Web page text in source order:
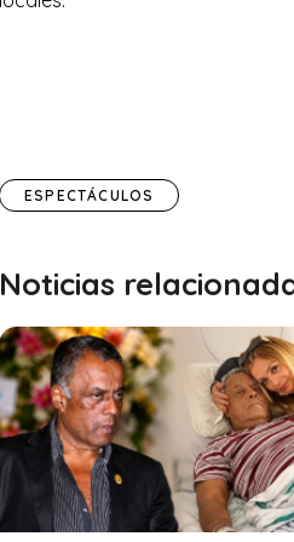
ESPECTÁCULOS
Noticias